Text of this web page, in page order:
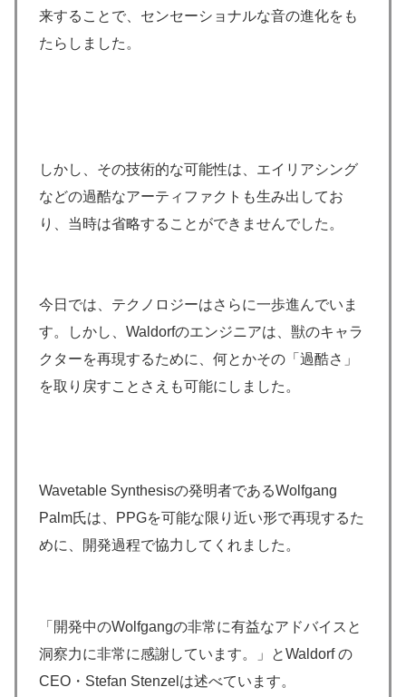
来することで、センセーショナルな音の進化をも
たらしました。
しかし、その技術的な可能性は、エイリアシング
などの過酷なアーティファクトも生み出してお
り、当時は省略することができませんでした。
今日では、テクノロジーはさらに一歩進んでいま
す。しかし、Waldorfのエンジニアは、獣のキャラ
クターを再現するために、何とかその「過酷さ」
を取り戻すことさえも可能にしました。
Wavetable Synthesisの発明者であるWolfgang
Palm氏は、PPGを可能な限り近い形で再現するた
めに、開発過程で協力してくれました。
「開発中のWolfgangの非常に有益なアドバイスと
洞察力に非常に感謝しています。」とWaldorf の
CEO・Stefan Stenzelは述べています。